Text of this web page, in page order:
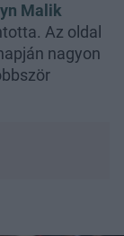
Malik
Az oldal
nagyon